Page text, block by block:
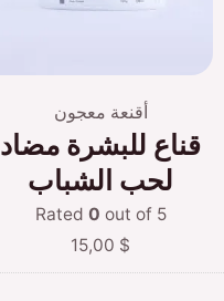
أقنعة معجون
قناع للبشرة مضاد
لحب الشباب
Rated 0 out of 5
15,00 $